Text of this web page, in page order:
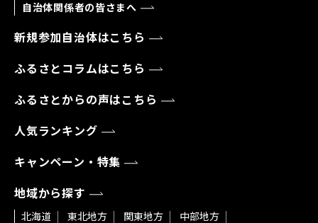
自治体関係者の皆さまへ
新規参加自治体はこちら
ふるさとコラムはこちら
ふるさとからの声はこちら
人気ランキング
キャンペーン・特集
地域から探す
北海道 東北地方 関東地方
中部地方